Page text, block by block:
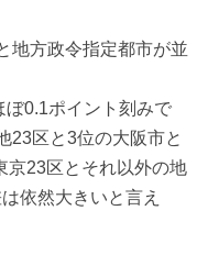
地方政令指定都市が並
0.1ポイント刻みで
23区と3位の大阪市と
京23区とそれ以外の地
依然大きいと言え